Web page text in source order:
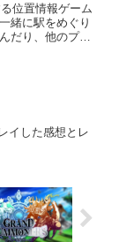
位置情報ゲーム
緒に駅をめぐり
だり、他のプレ
イした感想とレ